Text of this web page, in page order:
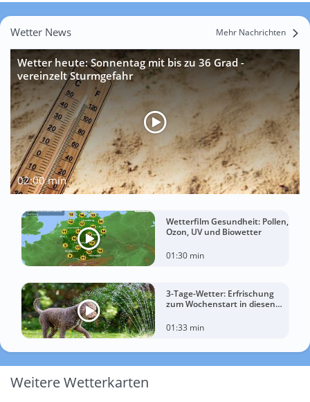
Wetter News Mehr Nachrichten
Wetter heute: Sonnentag mit bis zu 36 Grad -
vereinzelt Sturmgefahr
02:00 min
Wetterfilm Gesundheit: Pollen,
Ozon, UV und Biowetter
01:30 min
3-Tage-Wetter: Erfrischung
zum Wochenstart in diesen
01:33 min
Weitere Wetterkarten